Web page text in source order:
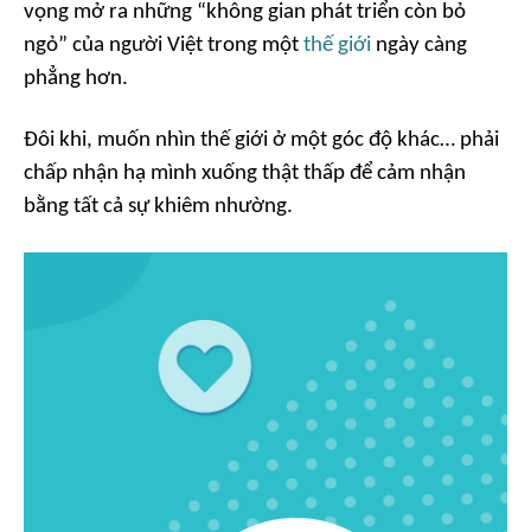
vọng mở ra những “không gian phát triển còn bỏ
ngỏ” của người Việt trong một thế giới ngày càng
phẳng hơn.
Đôi khi, muốn nhìn thế giới ở một góc độ khác… phải
chấp nhận hạ mình xuống thật thấp để cảm nhận
bằng tất cả sự khiêm nhường.